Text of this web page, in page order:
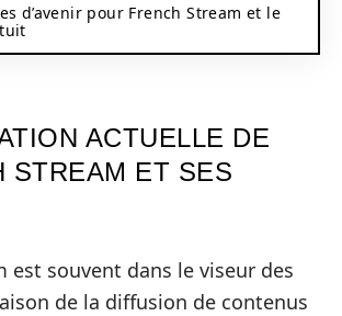
d’avenir pour French Stream et le
ACTUELLE DE
STREAM ET SES
est souvent dans le viseur des
de la diffusion de contenus